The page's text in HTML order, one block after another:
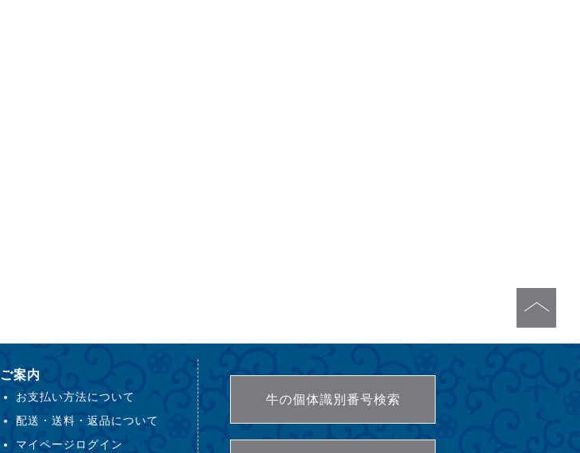
ご案内
お支払い方法について
配送・送料・返品について
マイページログイン
牛の個体識別番号検索